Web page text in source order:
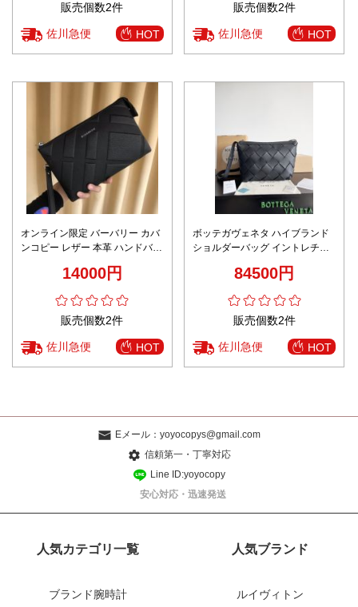
販売個数2件
佐川急便 HOT
販売個数2件
佐川急便 HOT
オンライン限定 バーバリー カバ
ンコピー レザー 本革 ハンドバッ
14000円
販売個数2件
佐川急便 HOT
ボッテガヴェネタ ハイブランド
ショルダーバッグ イントレチャ
84500円
販売個数2件
佐川急便 HOT
Eメール： yoyocopys@gmail.com
信頼第一・丁寧対応
Line ID:yoyocopy
安心対応・迅速発送
人気カテゴリ一覧
ブランド腕時計
人気ブランド
ルイヴィトン